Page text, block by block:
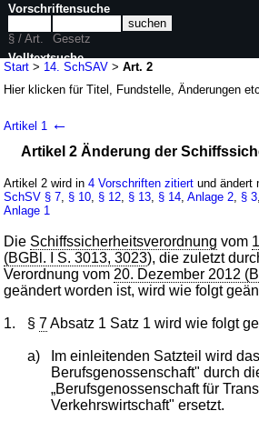
Start > 14. SchSAV >Art. 2
Hier klicken fürTitel, Fundstelle, Änderungen
SchSAV k.a.Abk.)
V. v. 23.01.2014BGBl. I S. 78 (Nr. 5 ); Geltung
sieheArtikel 7
5 Änderungen
Artikel 1 ←
Artikel 2 Änderung der
Artikel 2 wird in4 Vorschriften zitiert und ändert
SchSV § 7 § 10 § 12 § 13 § 14 ,Anlage 2 § 3
Anlage 1
Die Schiffssicherheitsverordnung vom
(BGBl. I S. 3013, 3023), die zuletzt
Verordnung vom 20. Dezember 2012
geändert worden ist, wird wie folgt
1. §7Absatz 1 Satz 1 wird wie folgt
a)
Im einleitenden Satzteil wird
Berufsgenossenschaft" durch
„Berufsgenossenschaft für
Verkehrswirtschaft" ersetzt.
Vorschriftensuche
§ / Art.
Gesetz
Volltextsuche
nur in 14. SchSAV